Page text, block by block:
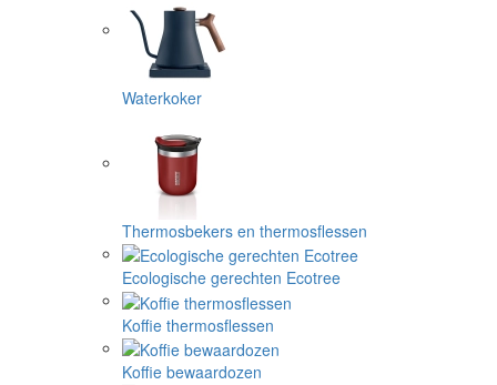
Waterkoker
Thermosbekers en thermosflessen
Ecologische gerechten Ecotree
Koffie thermosflessen
Koffie bewaardozen